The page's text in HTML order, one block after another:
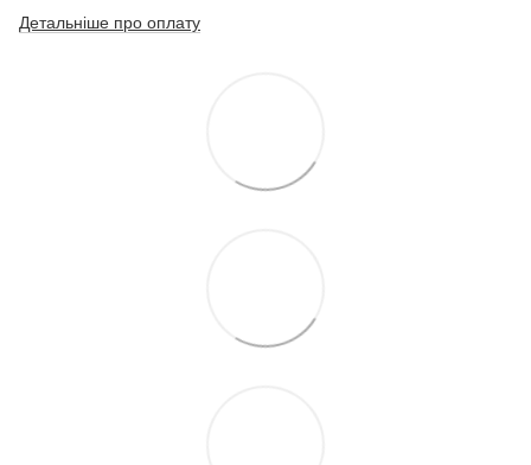
Детальніше про оплату